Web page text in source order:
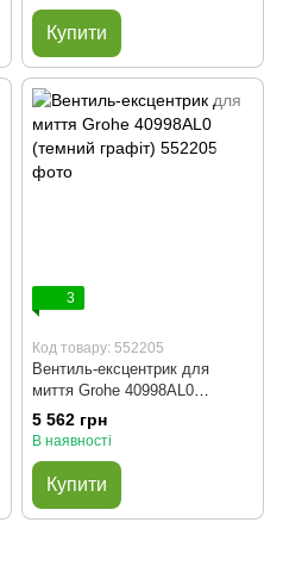
Купити
3
Код товару: 552205
Вентиль-ексцентрик для
миття Grohe 40998AL0
(темний графіт)
5 562 грн
В наявності
Купити